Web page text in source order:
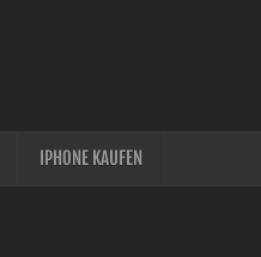
IPHONE KAUFEN